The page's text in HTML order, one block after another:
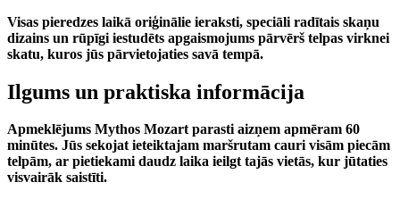
Visas pieredzes laikā oriģinālie ieraksti, speciāli radītais skaņu
dizains un rūpīgi iestudēts apgaismojums pārvērš telpas virknei
skatu, kuros jūs pārvietojaties savā tempā.
Ilgums un praktiska informācija
Apmeklējums Mythos Mozart parasti aizņem apmēram 60
minūtes. Jūs sekojat ieteiktajam maršrutam cauri visām piecām
telpām, ar pietiekami daudz laika ieilgt tajās vietās, kur jūtaties
visvairāk saistīti.